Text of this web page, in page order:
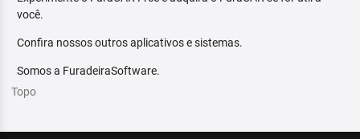
você.
Confira nossos outros aplicativos e sistemas.
Somos a FuradeiraSoftware.
Topo